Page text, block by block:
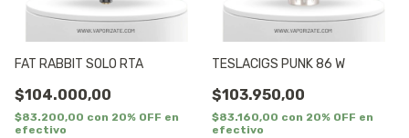
FAT RABBIT SOLO RTA
$104.000,00
$83.200,00 con 20% OFF en
efectivo
TESLACIGS PUNK 86 W
$103.950,00
$83.160,00 con 20% OFF en
efectivo